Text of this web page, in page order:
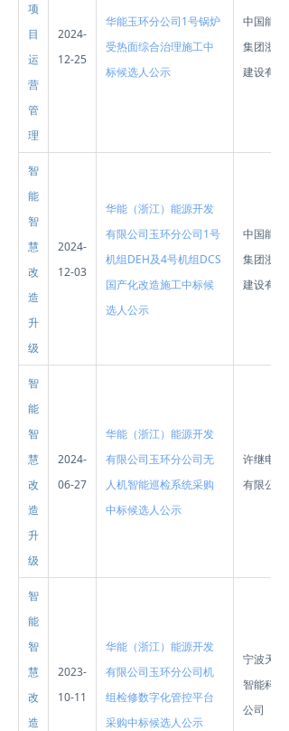
项
目
运
营
管
理
2024-
12-25
华能玉环分公司1号锅炉
受热面综合治理施工中
标候选人公示
中国能源
集团浙江
建设有限
智
能
智
慧
改
造
升
级
2024-
12-03
华能（浙江）能源开发
有限公司玉环分公司1号
机组DEH及4号机组DCS
国产化改造施工中标候
选人公示
中国能源
集团浙江
建设有限
智
能
智
慧
改
造
升
级
2024-
06-27
华能（浙江）能源开发
有限公司玉环分公司无
人机智能巡检系统采购
中标候选人公示
许继电气
有限公司
智
能
智
慧
改
造
2023-
10-11
华能（浙江）能源开发
有限公司玉环分公司机
组检修数字化管控平台
采购中标候选人公示
宁波天德
智能科技
公司